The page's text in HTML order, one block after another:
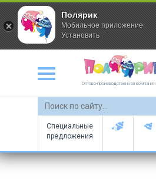
Оптово-производственная компания
Специальные
предложения
Полярик
Мобильное приложение
Установить